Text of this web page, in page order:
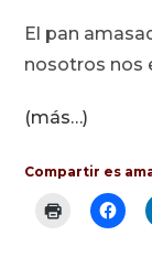
entrada:
El pan
nosotros nos
(más…)
Compartir es